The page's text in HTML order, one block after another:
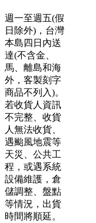
週一至週五(假
日除外)，台灣
本島四日內送
達(不含金、
馬、離島和海
外，客製刻字
商品不列入)。
若收貨人資訊
不完整、收貨
人無法收貨、
遇颱風地震等
天災、公共工
程，或遇系統
設備維護，倉
儲調整、盤點
等情況，出貨
時間將順延。